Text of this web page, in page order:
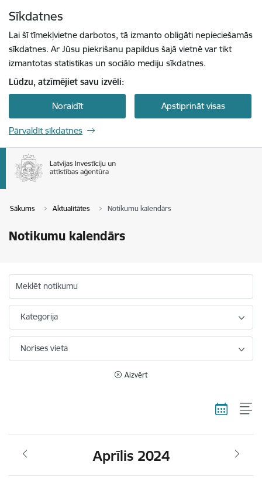
Sīkdatnes
Lai šī tīmekļvietne darbotos, tā izmanto obligāti nepieciešamās
sīkdatnes. Ar Jūsu piekrišanu papildus šajā vietnē var tikt
izmantotas statistikas un sociālo mediju sīkdatnes.
Lūdzu, atzīmējiet savu izvēli:
Noraidīt Apstiprināt visas
Pārvaldīt sīkdatnes
Sākums Aktualitātes Notikumu kalendārs
Notikumu kalendārs
Meklēt notikumu
Kategorija
Norises vieta
Aizvērt
Aprīlis 2024